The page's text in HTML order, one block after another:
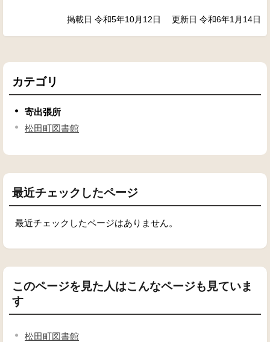
掲載日 令和5年10月12日 更新日 令和6年1月14日
カテゴリ
寄出張所
松田町図書館
最近チェックしたページ
最近チェックしたページはありません。
このページを見た人はこんなページも見ていま
す
松田町図書館